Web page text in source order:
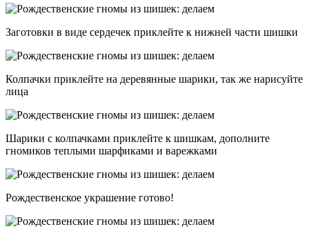
Заготовки в виде сердечек приклейте к нижней части шишки
Колпачки приклейте на деревянные шарики, так же нарисуйте
лица
Шарики с колпачками приклейте к шишкам, дополните
гномиков теплыми шарфиками и варежками
Рождественское украшение готово!